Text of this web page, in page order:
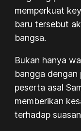
memperkuat
baru tersebut
bangsa.
Bukan hanya
bangga dengan
peserta asal
memberikan
terhadap